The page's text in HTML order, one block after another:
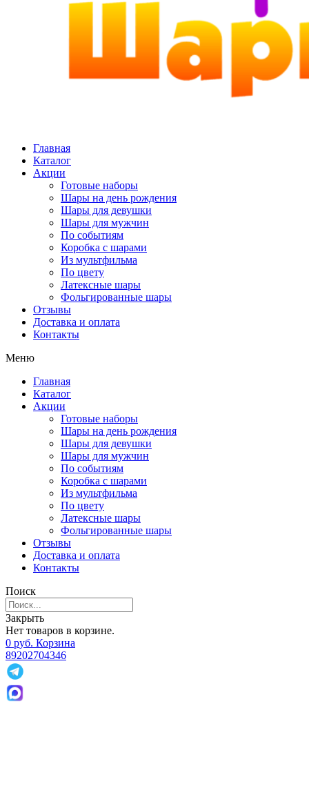
Главная
Каталог
Акции
Готовые наборы
Шары на день рождения
Шары для девушки
Шары для мужчин
По событиям
Коробка с шарами
Из мультфильма
По цвету
Латексные шары
Фольгированные шары
Отзывы
Доставка и оплата
Контакты
Меню
Главная
Каталог
Акции
Готовые наборы
Шары на день рождения
Шары для девушки
Шары для мужчин
По событиям
Коробка с шарами
Из мультфильма
По цвету
Латексные шары
Фольгированные шары
Отзывы
Доставка и оплата
Контакты
Поиск
Закрыть
Нет товаров в корзине.
0 руб. Корзина
89202704346